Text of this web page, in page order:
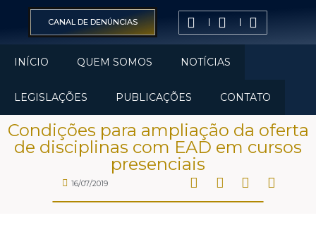
CANAL DE DENÚNCIAS
INÍCIO QUEM SOMOS NOTÍCIAS
LEGISLAÇÕES PUBLICAÇÕES CONTATO
Condições para ampliação da oferta
de disciplinas com EAD em cursos
presenciais
16/07/2019